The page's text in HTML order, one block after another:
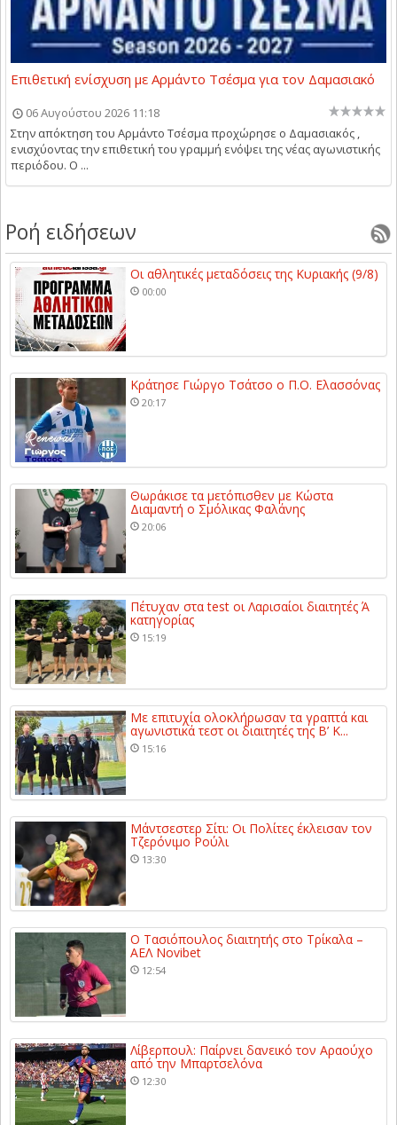
Επιθετική ενίσχυση με Αρμάντο Τσέσμα για τον Δαμασιακό
06 Αυγούστου 2026 11:18
Στην απόκτηση του Αρμάντο Τσέσμα προχώρησε ο Δαμασιακός ,
ενισχύοντας την επιθετική του γραμμή ενόψει της νέας αγωνιστικής
περιόδου. Ο ...
Ροή ειδήσεων
Οι αθλητικές μεταδόσεις της Κυριακής (9/8)
00:00
Κράτησε Γιώργο Τσάτσο ο Π.Ο. Ελασσόνας
20:17
Θωράκισε τα μετόπισθεν με Κώστα
Διαμαντή ο Σμόλικας Φαλάνης
20:06
Πέτυχαν στα test οι Λαρισαίοι διαιτητές Ά
κατηγορίας
15:19
Με επιτυχία ολοκλήρωσαν τα γραπτά και
αγωνιστικά τεστ οι διαιτητές της Β’ Κ...
15:16
Μάντσεστερ Σίτι: Οι Πολίτες έκλεισαν τον
Τζερόνιμο Ρούλι
13:30
Ο Τασιόπουλος διαιτητής στο Τρίκαλα –
ΑΕΛ Novibet
12:54
Λίβερπουλ: Παίρνει δανεικό τον Αραούχο
από την Μπαρτσελόνα
12:30